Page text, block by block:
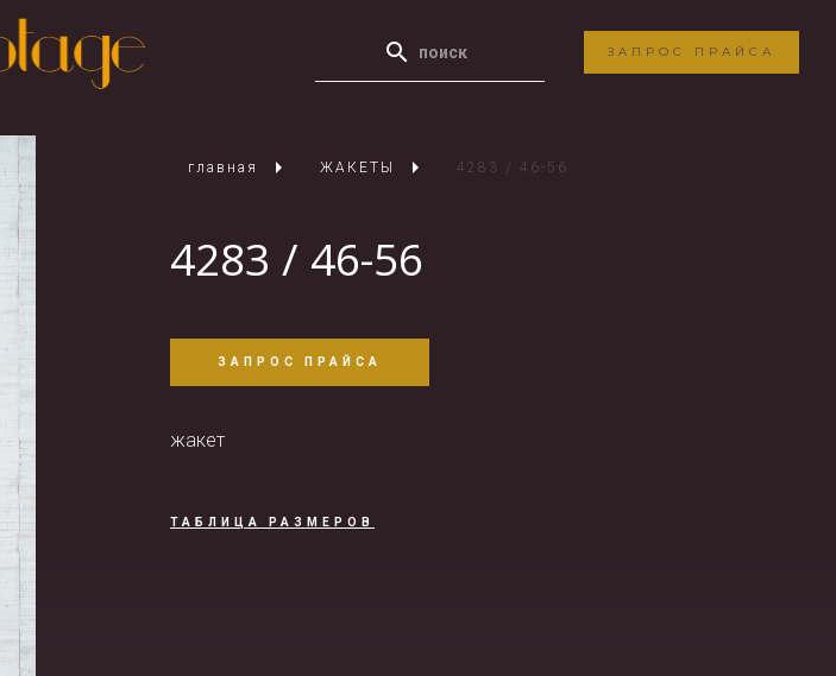
ЗАПРОС ПРАЙСА
главная ЖАКЕТЫ 4283 / 46-56
4283 / 46-56
ЗАПРОС ПРАЙСА
жакет
ТАБЛИЦА РАЗМЕРОВ